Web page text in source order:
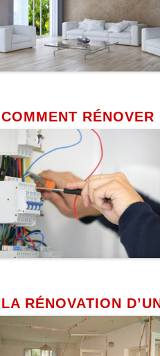
COMMENT
LA RÉNOVATION